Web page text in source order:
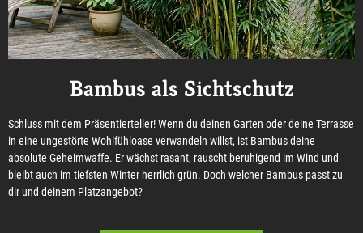
Bambus als Sichtschutz
Schluss mit dem Präsentierteller! Wenn du deinen Garten oder deine Terrasse
in eine ungestörte Wohlfühloase verwandeln willst, ist Bambus deine
absolute Geheimwaffe. Er wächst rasant, rauscht beruhigend im Wind und
bleibt auch im tiefsten Winter herrlich grün. Doch welcher Bambus passt zu
dir und deinem Platzangebot?